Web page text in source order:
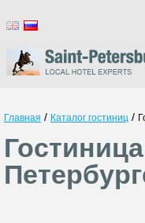
Главная / Каталог гостиниц /